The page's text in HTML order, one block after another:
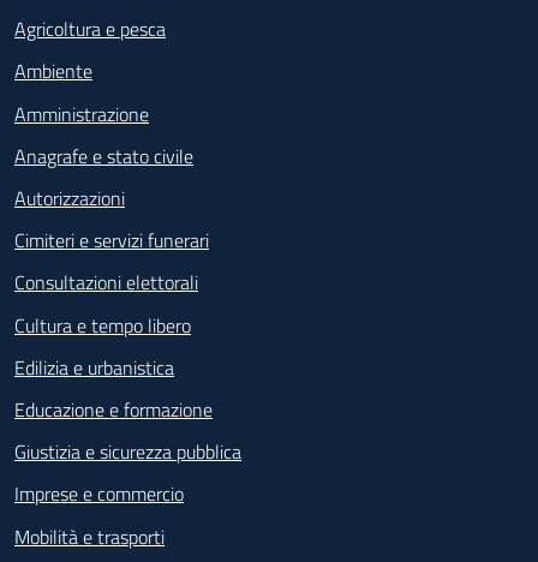
Agricoltura e pesca
Ambiente
Amministrazione
Anagrafe e stato civile
Autorizzazioni
Cimiteri e servizi funerari
Consultazioni elettorali
Cultura e tempo libero
Edilizia e urbanistica
Educazione e formazione
Giustizia e sicurezza pubblica
Imprese e commercio
Mobilità e trasporti